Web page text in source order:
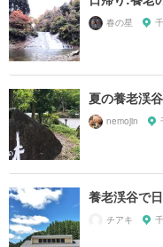
春の星
夏の養老渓
nemojin
養老渓谷で
チアキ